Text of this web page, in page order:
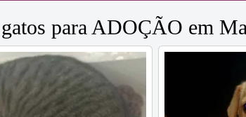
para ADOÇÃO em